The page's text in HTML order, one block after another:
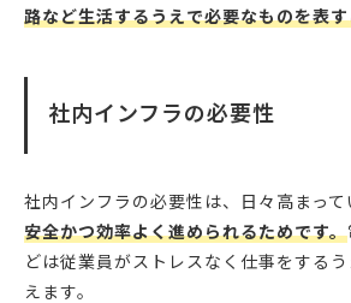
路など生活するうえで必要なものを表
社内インフラの必要性
社内インフラの必要性は、日々高まって
安全かつ効率よく進められるためです。
どは従業員がストレスなく仕事をする
えます。